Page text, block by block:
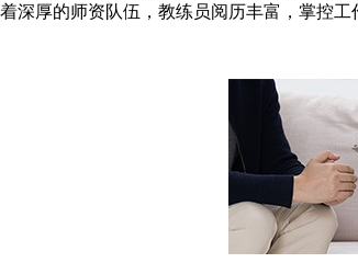
深厚的师资队伍，教练员阅历丰富，掌控